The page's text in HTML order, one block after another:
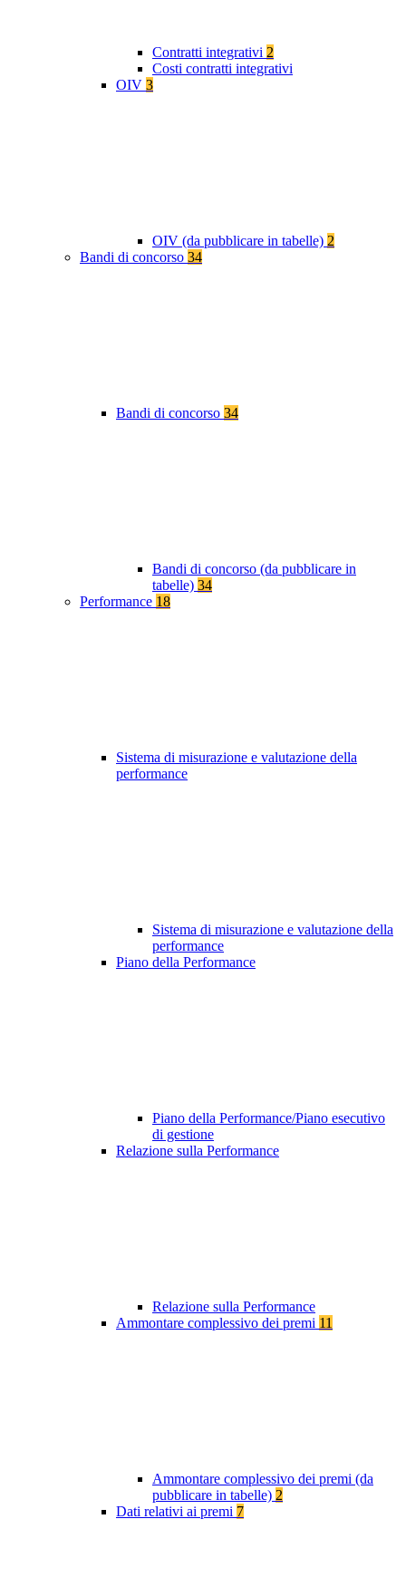
Contratti integrativi 2
Costi contratti integrativi
OIV 3
OIV (da pubblicare in tabelle) 2
Bandi di concorso 34
Bandi di concorso 34
Bandi di concorso (da pubblicare in
tabelle) 34
Performance 18
Sistema di misurazione e valutazione della
performance
Sistema di misurazione e valutazione della
performance
Piano della Performance
Piano della Performance/Piano esecutivo
di gestione
Relazione sulla Performance
Relazione sulla Performance
Ammontare complessivo dei premi 11
Ammontare complessivo dei premi (da
pubblicare in tabelle) 2
Dati relativi ai premi 7